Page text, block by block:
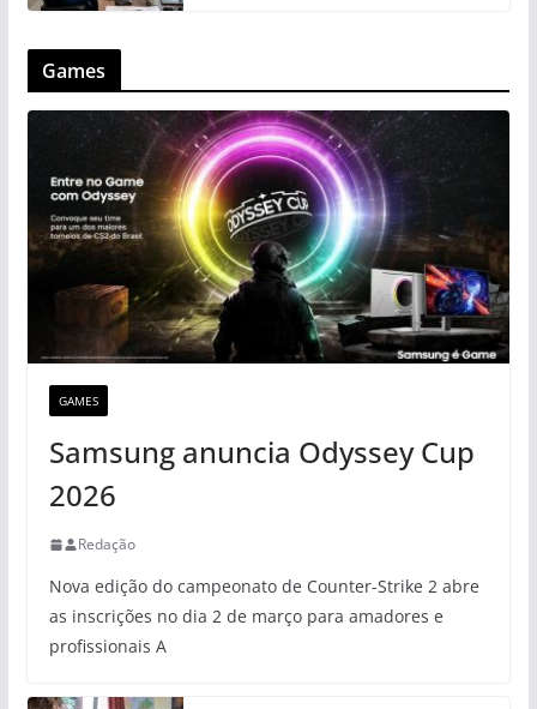
Games
GAMES
Samsung anuncia Odyssey Cup
2026
Redação
Nova edição do campeonato de Counter-Strike 2 abre
as inscrições no dia 2 de março para amadores e
profissionais A